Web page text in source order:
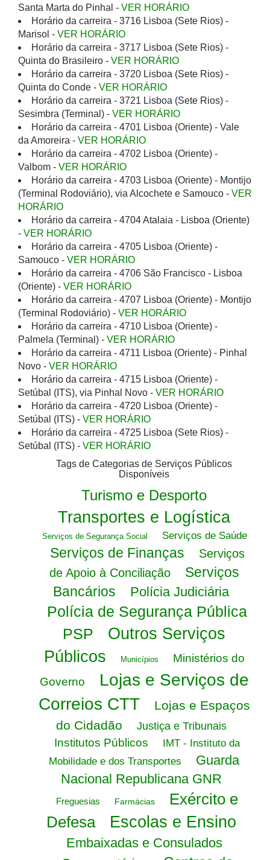
Santa Marta do Pinhal - VER HORÁRIO
Horário da carreira - 3716 Lisboa (Sete Rios) -
Marisol - VER HORÁRIO
Horário da carreira - 3717 Lisboa (Sete Rios) -
Quinta do Brasileiro - VER HORÁRIO
Horário da carreira - 3720 Lisboa (Sete Rios) -
Quinta do Conde - VER HORÁRIO
Horário da carreira - 3721 Lisboa (Sete Rios) -
Sesimbra (Terminal) - VER HORÁRIO
Horário da carreira - 4701 Lisboa (Oriente) - Vale
da Amoreira - VER HORÁRIO
Horário da carreira - 4702 Lisboa (Oriente) -
Valbom - VER HORÁRIO
Horário da carreira - 4703 Lisboa (Oriente) - Montijo
(Terminal Rodoviário), via Alcochete e Samouco - VER
HORÁRIO
Horário da carreira - 4704 Atalaia - Lisboa (Oriente)
- VER HORÁRIO
Horário da carreira - 4705 Lisboa (Oriente) -
Samouco - VER HORÁRIO
Horário da carreira - 4706 São Francisco - Lisboa
(Oriente) - VER HORÁRIO
Horário da carreira - 4707 Lisboa (Oriente) - Montijo
(Terminal Rodoviário) - VER HORÁRIO
Horário da carreira - 4710 Lisboa (Oriente) -
Palmela (Terminal) - VER HORÁRIO
Horário da carreira - 4711 Lisboa (Oriente) - Pinhal
Novo - VER HORÁRIO
Horário da carreira - 4715 Lisboa (Oriente) -
Setúbal (ITS), via Pinhal Novo - VER HORÁRIO
Horário da carreira - 4720 Lisboa (Oriente) -
Setúbal (ITS) - VER HORÁRIO
Horário da carreira - 4725 Lisboa (Sete Rios) -
Setúbal (ITS) - VER HORÁRIO
Tags de Categorias de Serviços Públicos
Disponíveis
Turismo e Desporto
Transportes e Logística
Serviços de Segurança Social Serviços de Saúde
Serviços de Finanças
Serviços
de Apoio à Conciliação
Serviços
Bancários
Polícia Judiciária
Polícia de Segurança Pública
PSP
Outros Serviços
Públicos
Municípios
Ministérios do
Governo
Lojas e Serviços de
Correios CTT
Lojas e Espaços
do Cidadão
Justiça e Tribunais
Institutos Públicos
IMT - Instituto da
Mobilidade e dos Transportes
Guarda
Nacional Republicana GNR
Freguesias Farmácias
Exército e
Defesa
Escolas e Ensino
Embaixadas e Consulados